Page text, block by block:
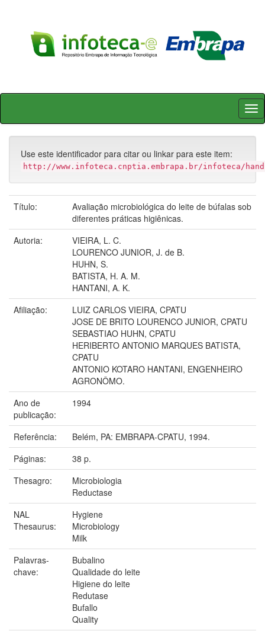
Skip
Use este identificador para citar ou linkar para este item:
http://www.infoteca.cnptia.embrapa.br/infoteca/
Título:
Avaliação microbiológica do leite de búfalas sob
diferentes práticas higiênicas.
Autoria:
VIEIRA, L. C.
LOURENCO JUNIOR, J. de B.
HUHN, S.
BATISTA, H. A. M.
HANTANI, A. K.
Afiliação:
LUIZ CARLOS VIEIRA, CPATU
JOSE DE BRITO LOURENCO JUNIOR, CPATU
SEBASTIAO HUHN, CPATU
HERIBERTO ANTONIO MARQUES BATISTA,
CPATU
ANTONIO KOTARO HANTANI, ENGENHEIRO
AGRONÔMO.
Ano de
publicação:
1994
Referência:
Belém, PA: EMBRAPA-CPATU, 1994.
Páginas:
38 p.
Thesagro:
Microbiologia
Reductase
NAL
Thesaurus:
Hygiene
Microbiology
Milk
Palavras-
chave:
Bubalino
Qualidade do leite
Higiene do leite
Redutase
Bufallo
Quality